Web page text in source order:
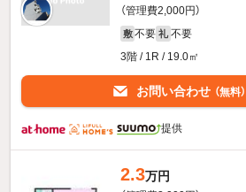
（管理費2,000円）
敷 不要 礼 不要
3階 / 1R / 19.0㎡
お問い合わせ （無料）
提供
2.3万円